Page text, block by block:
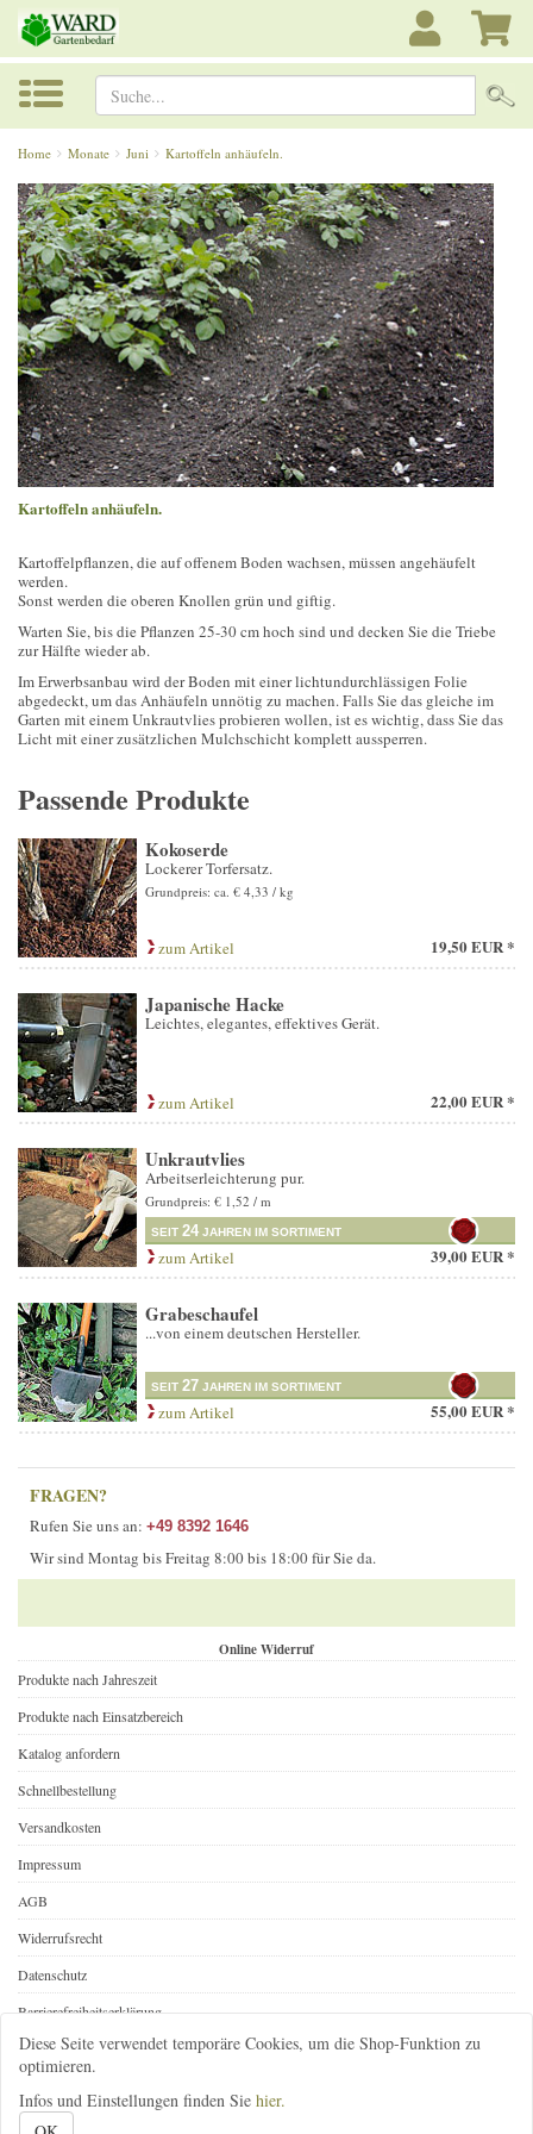
Diese Seite verwendet temporäre Cookies, um die Shop-Funktion zu
optimieren.
Infos und Einstellungen finden Sie hier.
Suche...
Home Monate Juni Kartoffeln anhäufeln.
Kartoffeln anhäufeln.
Kartoffelpflanzen, die auf offenem Boden wachsen, müssen angehäufelt
werden.
Sonst werden die oberen Knollen grün und giftig.
Warten Sie, bis die Pflanzen 25-30 cm hoch sind und decken Sie die Triebe
zur Hälfte wieder ab.
Im Erwerbsanbau wird der Boden mit einer lichtundurchlässigen Folie
abgedeckt, um das Anhäufeln unnötig zu machen. Falls Sie das gleiche im
Garten mit einem Unkrautvlies probieren wollen, ist es wichtig, dass Sie das
Licht mit einer zusätzlichen Mulchschicht komplett aussperren.
Passende Produkte
Kokoserde
Lockerer Torfersatz.
Grundpreis: ca. € 4,33 / kg
zum Artikel 19,50 EUR *
Japanische Hacke
Leichtes, elegantes, effektives Gerät.
zum Artikel 22,00 EUR *
Unkrautvlies
Arbeitserleichterung pur.
Grundpreis: € 1,52 / m
SEIT 24 JAHREN IM SORTIMENT
zum Artikel 39,00 EUR *
Grabeschaufel
...von einem deutschen Hersteller.
SEIT 27 JAHREN IM SORTIMENT
zum Artikel 55,00 EUR *
FRAGEN?
Rufen Sie uns an: +49 8392 1646
Wir sind Montag bis Freitag 8:00 bis 18:00 für Sie da.
Online Widerruf
Produkte nach Jahreszeit
Produkte nach Einsatzbereich
Katalog anfordern
Schnellbestellung
Versandkosten
Impressum
AGB
Widerrufsrecht
Datenschutz
Barrierefreiheitserklärung
Online Widerruf
08392-1646 infos@gartenbedarf-versand.de